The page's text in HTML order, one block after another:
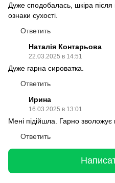
Дуже сподобалась, шкіра
ознаки сухості.
Ответить
Наталія Контарьова
22.03.2025 в 14:51
Дуже гарна сироватка.
Ответить
Ирина
16.03.2025 в 13:01
Мені підійшла. Гарно зволожує
Ответить